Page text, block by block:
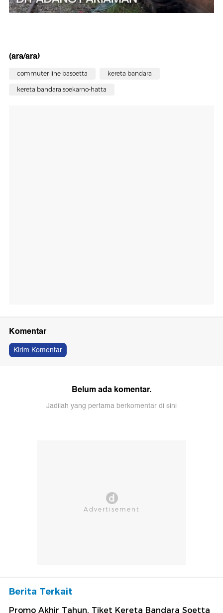
(ara/ara)
commuter line basoetta kereta bandara
kereta bandara soekarno-hatta
Komentar
Kirim Komentar
Belum ada komentar.
Jadilah yang pertama berkomentar di sini
Berita Terkait
Promo Akhir Tahun, Tiket Kereta Bandara Soetta